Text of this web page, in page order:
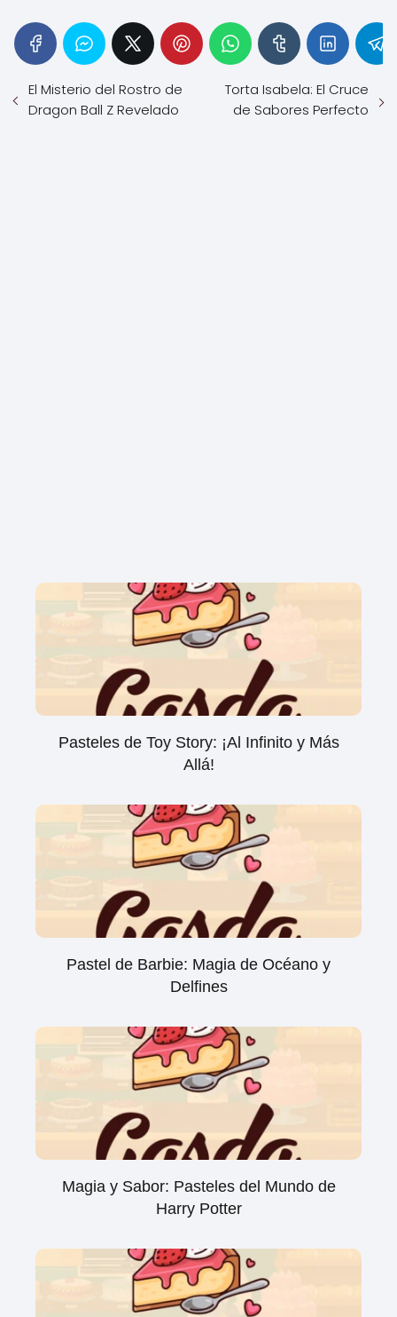
El Misterio del Rostro de
Dragon Ball Z Revelado
Torta Isabela: El Cruce
de Sabores Perfecto
Pasteles de Toy Story: ¡Al Infinito y Más
Allá!
Pastel de Barbie: Magia de Océano y
Delfines
Magia y Sabor: Pasteles del Mundo de
Harry Potter